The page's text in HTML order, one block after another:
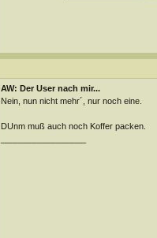
AW: Der User nach mir...
Nein, nun nicht mehr´, nur noch eine.
DUnm muß auch noch Koffer packen.